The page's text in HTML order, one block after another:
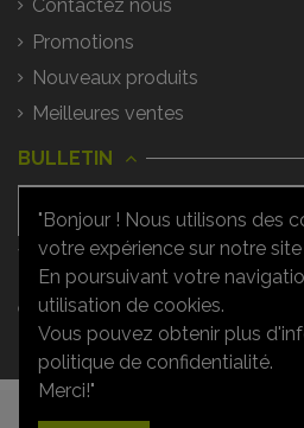
Contactez nous
Promotions
Nouveaux produits
Meilleures ventes
BULLETIN
Vous pouvez vous désinscrire à tout
moment. Vous trouverez pour cela nos
informations de contact dans les
conditions d'utilisation du site.
"Bonjour ! Nous utilisons des
votre expérience sur notre site
En poursuivant votre
utilisation de cookies.
Vous pouvez obtenir plus
politique de confidentialité.
Merci!"